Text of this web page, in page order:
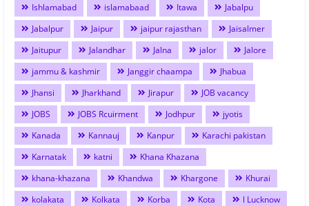
Ishlamabad
islamabaad Itawa
Jabalpu
Jabalpur
Jaipur jaipur rajasthan
Jaisalmer
Jaitupur
Jalandhar Jalna jalor
Jalore
jammu & kashmir
Janggir chaampa
Jhabua
Jhansi
Jharkhand Jirapur
JOB vacancy
JOBS
JOBS Rcuirment Jodhpur
jyotis
Kanada
Kannauj Kanpur
Karachi pakistan
Karnatak
katni
Khana Khazana
khana-khazana
Khandwa Khargone
Khurai
kolakata
Kolkata Korba Kota
l Lucknow